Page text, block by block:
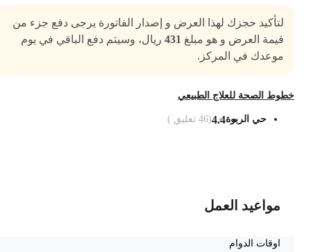
لتأكيد حجزك لهذا العرض و إصدار الفاتورة يرجى دفع جزء من
قيمة العرض و هو مبلغ431 ريال، وسيتم دفع الباقي في يوم
موعدك في المركز.
الصحة للعلاج الطبيعي
حي الربوة4.4
(
46تعليق )
مواعيد العمل
اوقات الدوام